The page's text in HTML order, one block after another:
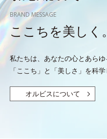
BRAND MESSAGE
ここちを美しく。
私たちは、あなたの心とあらゆ
「ここち」と「美しさ」を科学
オルビスについて